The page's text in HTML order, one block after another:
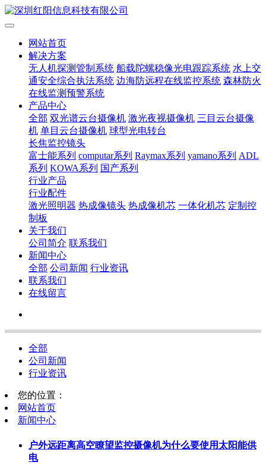
网站首页
解决方案
无人机探测管制系统 船载陀螺稳像光电跟踪系统 水上交
通安全综合执法系统 边海防远程在线监控系统 森林防火
在线监测预警系统
产品中心
全部 双光谱云台摄像机 激光夜视摄像机 三目云台摄像
机 单目云台摄像机 球型光电转台
长焦监控镜头
富士能系列 computar系列 Raymax系列 yamano系列 ADL
系列 KOWA系列 国产系列
行业产品
行业配件
激光照明器 热成像镜头 热成像机芯 一体化机芯 定制控
制板
关于我们
公司简介 联系我们
新闻中心
全部 公司新闻 行业资讯
联系我们
在线留言
全部
公司新闻
行业资讯
您的位置：
网站首页
新闻中心
户外远距离高空瞭望监控摄像机为什么要使用太阳能供
电